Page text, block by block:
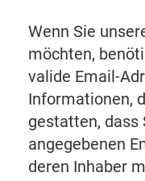
Wenn Sie
möchten,
valide Email-
Informationen,
gestatten, dass
angegebenen
deren Inhaber